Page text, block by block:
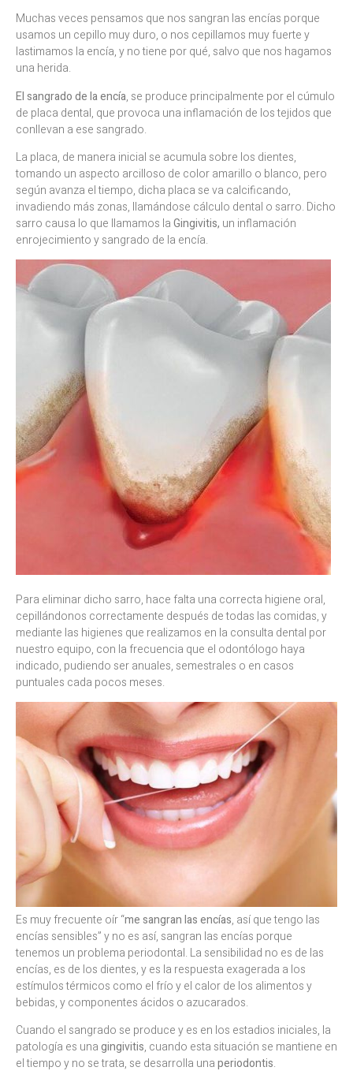
Muchas veces pensamos que nos sangran las encías porque
usamos un cepillo muy duro, o nos cepillamos muy fuerte y
lastimamos la encía, y no tiene por qué, salvo que nos hagamos
una herida.
El sangrado de la encía, se produce principalmente por el cúmulo
de placa dental, que provoca una inflamación de los tejidos que
conllevan a ese sangrado.
La placa, de manera inicial se acumula sobre los dientes,
tomando un aspecto arcilloso de color amarillo o blanco, pero
según avanza el tiempo, dicha placa se va calcificando,
invadiendo más zonas, llamándose cálculo dental o sarro. Dicho
sarro causa lo que llamamos laGingivitis, un inflamación
enrojecimiento y sangrado de la encía.
Para eliminar dicho sarro, hace falta una correcta higiene oral,
cepillándonos correctamente después de todas las comidas, y
mediante las higienes que realizamos en la consulta dental por
nuestro equipo, con la frecuencia que el odontólogo haya
indicado, pudiendo ser anuales, semestrales o en casos
puntuales cada pocos meses.
Es muy frecuente oír “me sangran las encías, así que tengo las
encías sensibles” y no es así, sangran las encías porque
tenemos un problema periodontal. La sensibilidad no es de las
encías, es de los dientes, y es la respuesta exagerada a los
estímulos térmicos como el frío y el calor de los alimentos y
bebidas, y componentes ácidos o azucarados.
Cuando el sangrado se produce y es en los estadios iniciales, la
patología es unagingivitis, cuando esta situación se mantiene en
el tiempo y no se trata, se desarrolla unaperiodontis.